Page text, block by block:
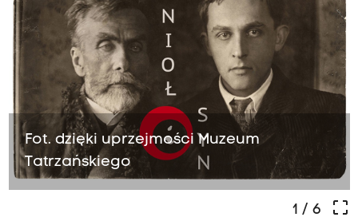
Fot. dzięki uprzejmości Muzeum
Tatrzańskiego
crop_free
1 / 6